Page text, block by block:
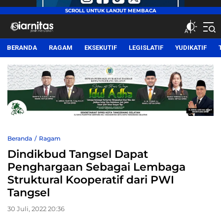
siarnitas
Jernih Menyiarkan
BERANDA RAGAM EKSEKUTIF LEGISLATIF YUDIKATIF
Beranda Ragam
Dindikbud Tangsel Dapat
Penghargaan Sebagai Lembaga
Struktural Kooperatif dari PWI
Tangsel
30 Juli, 2022 20:36